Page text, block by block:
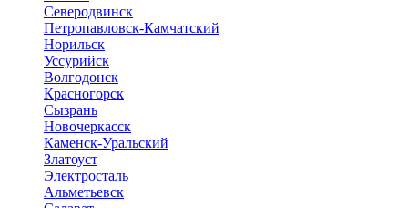
Северодвинск
Петропавловск-Камчатский
Норильск
Уссурийск
Волгодонск
Красногорск
Сызрань
Новочеркасск
Каменск-Уральский
Златоуст
Электросталь
Альметьевск